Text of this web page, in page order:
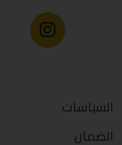
السياسات
الضمان